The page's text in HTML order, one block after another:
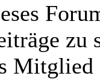
Mitglied